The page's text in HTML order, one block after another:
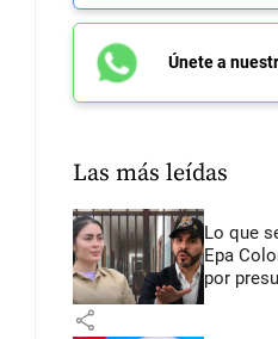
Únete a
Las más leídas
Lo que
Epa
por
share